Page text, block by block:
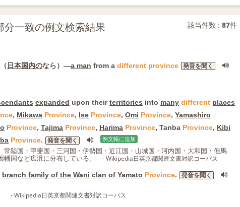
一致の例文検索結果 該当件数 : 87件
日本国内のなら）―a man from a different province 発音を聞く
expanded upon theirterritories into many different places
, Mikawa Province, Ise Province, Omi Province, Yamashiro
Province, Tajima Province, Harima Province, Tanba Province, Kibi
Province. 発音を聞く 例文帳に追加
常陸国・甲斐国・三河国・伊勢国・近江国・山城国・河内国・大和国・但馬
国など広汎に分布している。
- Wikipedia日英京都関連文書対訳コーパス
branch family of the Wani clan of Yamato Province. 発音を聞く
- Wikipedia日英京都関連文書対訳コーパス